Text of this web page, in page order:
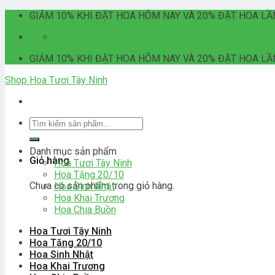
Skip
content
GIẢM 10% KHI ĐẶT HOA HÔM NAY VÀ 20% ĐẶT HOA
GIẢM 10% KHI ĐẶT HOA HÔM NAY VÀ 20% ĐẶT HOA
Shop Hoa Tươi Tây Ninh
Tìm
kiếm:
Giỏ hàng
Chưa có sản phẩm trong giỏ hàng.
Danh mục sản phẩm
Hoa Tươi Tây Ninh
Hoa Tặng 20/10
Hoa Sinh Nhật
Hoa Khai Trương
Hoa Chia Buồn
Hoa Tươi Tây Ninh
Hoa Tặng 20/10
Hoa Sinh Nhật
Hoa Khai Trương